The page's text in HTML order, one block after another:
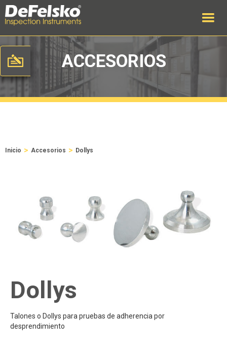
ACCESORIOS
Inicio > Accesorios > Dollys
Dollys
Talones o Dollys para pruebas de adherencia por
desprendimiento